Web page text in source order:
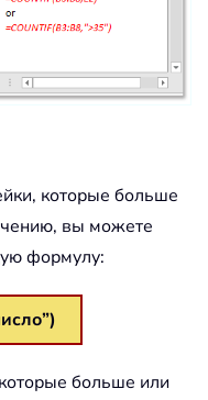
которые больше
вы можете
формулу:
больше или